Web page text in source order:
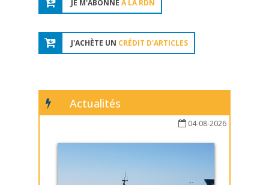
JE M'ABONNE À LA RDN
J'ACHÈTE UN CRÉDIT D'ARTICLES
Actualités
04-08-2026